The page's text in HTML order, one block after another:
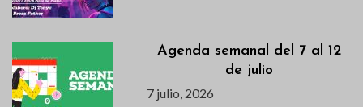
Agenda semanal del 7 al 12
de julio
7 julio, 2026